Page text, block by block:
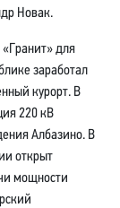
Новак.
«Гранит» для
заработал
курорт. В
220 кВ
Албазино. В
открыт
мощности